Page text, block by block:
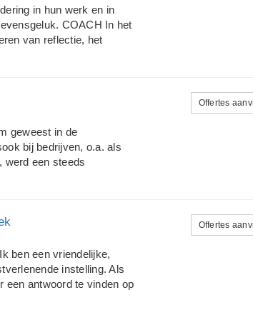
en fobieën af? Merk je
hoofdpijn of andere pij...
in hun werk en in
COACH In het
van reflectie, het
voor verdere
en effectiever gedrag.
stress, leidinggeven.
organisatiedoelen en -
Ik leid managers
geweest in de
bij bedrijven, o.a. als
werd een steeds
motiveren, in
OPLEIDING:
Coach/Counselor
en gespecialiseerd in het
Instituut/De Baak
afgerond en een
Offertes
ben een vriendelijke,
instelling. Als
een antwoord te vinden op
om inzicht te krijgen
Offertes